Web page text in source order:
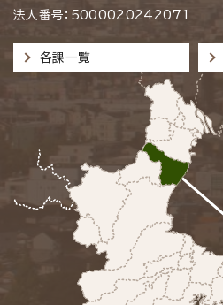
法人番号：5000020242071
各課一覧